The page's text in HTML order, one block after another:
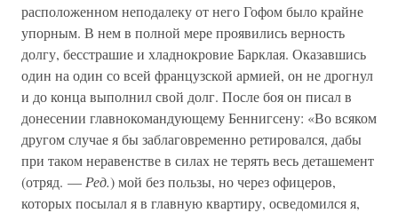
расположенном неподалеку от него Гофом было крайне
упорным. В нем в полной мере проявились верность
долгу, бесстрашие и хладнокровие Барклая. Оказавшись
один на один со всей французской армией, он не дрогнул
и до конца выполнил свой долг. После боя он писал в
донесении главнокомандующему Беннигсену: «Во всяком
другом случае я бы заблаговременно ретировался, дабы
при таком неравенстве в силах не терять весь деташемент
(отряд. — Ред.) мой без пользы, но через офицеров,
которых посылал я в главную квартиру, осведомился я,